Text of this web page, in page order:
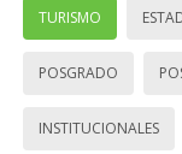
TURISMO
POSGRADO
INSTITUCIONALES